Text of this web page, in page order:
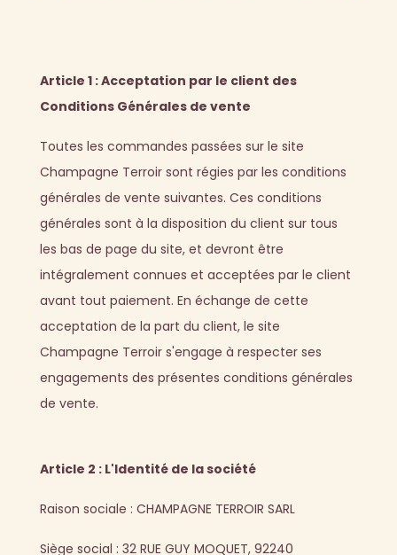
Article 1 : Acceptation par le client des
Conditions Générales de vente
Toutes les commandes passées sur le site
Champagne Terroir sont régies par les conditions
générales de vente suivantes. Ces conditions
générales sont à la disposition du client sur tous
les bas de page du site, et devront être
intégralement connues et acceptées par le client
avant tout paiement. En échange de cette
acceptation de la part du client, le site
Champagne Terroir s'engage à respecter ses
engagements des présentes conditions générales
de vente.
Article 2 : L'Identité de la société
Raison sociale : CHAMPAGNE TERROIR SARL
Siège social : 32 RUE GUY MOQUET, 92240